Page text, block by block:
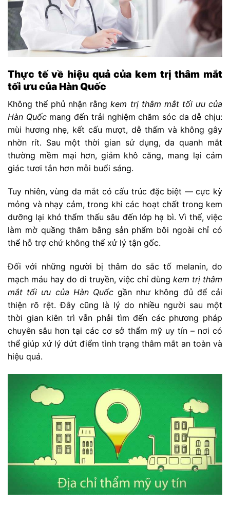
Thực tế về hiệu quả của kem trị thâm mắt
tối ưu của Hàn Quốc
Không thể phủ nhận rằngkem trị thâm mắt tối ưu của
Hàn Quốcmang đến trải nghiệm chăm sóc da dễ chịu:
mùi hương nhẹ, kết cấu mượt, dễ thấm và không gây
nhờn rít. Sau một thời gian sử dụng, da quanh mắt
thường mềm mại hơn, giảm khô căng, mang lại cảm
giác tươi tắn hơn mỗi buổi sáng.
Tuy nhiên, vùng da mắt có cấu trúc đặc biệt — cực kỳ
mỏng và nhạy cảm, trong khi các hoạt chất trong kem
dưỡng lại khó thẩm thấu sâu đến lớp hạ bì. Vì thế, việc
làm mờ quầng thâm bằng sản phẩm bôi ngoài chỉ có
thể hỗ trợ chứ không thể xử lý tận gốc.
Đối với những người bị thâm do sắc tố melanin, do
mạch máu hay do di truyền, việc chỉ dùng kem trị thâm
mắt tối ưu của Hàn Quốcgần như không đủ để cải
thiện rõ rệt. Đây cũng là lý do nhiều người sau một
thời gian kiên trì vẫn phải tìm đến các phương pháp
chuyên sâu hơn tại các cơ sở thẩm mỹ uy tín – nơi có
thể giúp xử lý dứt điểm tình trạng thâm mắt an toàn và
hiệu quả.